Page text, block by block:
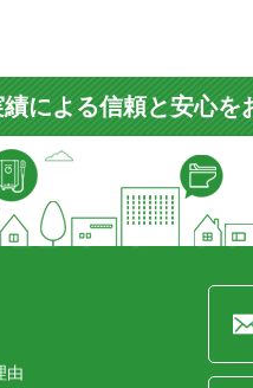
による信頼と安心を
由